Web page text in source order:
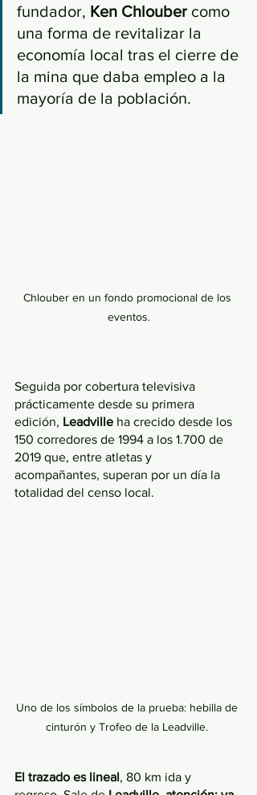
fundador, Ken Chlouber como
una forma de revitalizar la
economía local tras el cierre de
la mina que daba empleo a la
mayoría de la población.
Chlouber en un fondo promocional de los
eventos.
Seguida por cobertura televisiva
prácticamente desde su primera
edición, Leadville ha crecido desde los
150 corredores de 1994 a los 1.700 de
2019 que, entre atletas y
acompañantes, superan por un día la
totalidad del censo local.
Uno de los símbolos de la prueba: hebilla de
cinturón y Trofeo de la Leadville.
El trazado es lineal, 80 km ida y